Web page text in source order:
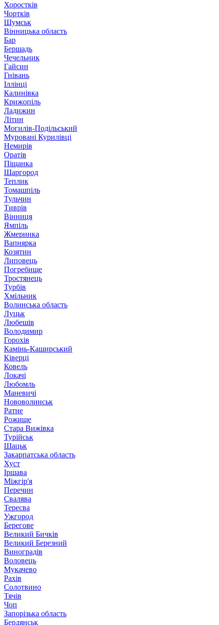
Хоростків
Чортків
Шумськ
Вінницька область
Бар
Бершадь
Чечельник
Гайсин
Гнівань
Іллінці
Калинівка
Крижопіль
Ладижин
Літин
Могилів-Подільський
Муровані Курилівці
Немирів
Оратів
Піщанка
Шаргород
Теплик
Томашпіль
Тульчин
Тиврів
Вінниця
Ямпіль
Жмеринка
Вапнярка
Козятин
Липовець
Погребище
Тростянець
Турбів
Хмільник
Волинська область
Луцьк
Любешів
Володимир
Горохів
Камінь-Каширський
Ківерці
Ковель
Локачі
Любомль
Маневичі
Нововолинськ
Ратне
Рожище
Стара Вижівка
Турійськ
Шацьк
Закарпатська область
Хуст
Іршава
Міжгір'я
Перечин
Свалява
Тересва
Ужгород
Берегове
Великий Бичків
Великий Березний
Виноградів
Воловець
Мукачево
Рахів
Солотвино
Тячів
Чоп
Запорізька область
Бердянськ